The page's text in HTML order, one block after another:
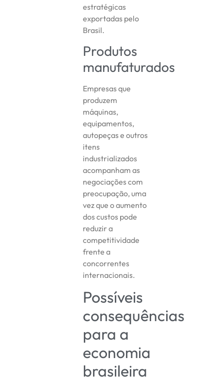
estratégicas
exportadas pelo
Brasil.
Produtos
manufaturados
Empresas que
produzem
máquinas,
equipamentos,
autopeças e outros
itens
industrializados
acompanham as
negociações com
preocupação, uma
vez que o aumento
dos custos pode
reduzir a
competitividade
frente a
concorrentes
internacionais.
Possíveis
consequências
para a
economia
brasileira